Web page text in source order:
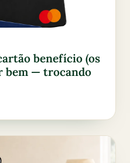
benefício (os
bem — trocando